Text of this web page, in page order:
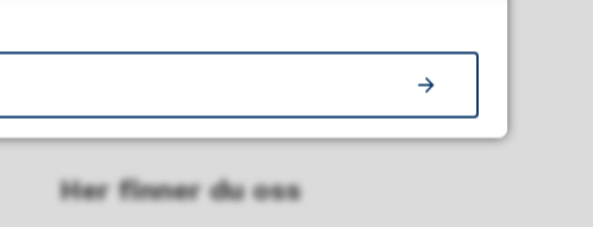
Her finner du oss